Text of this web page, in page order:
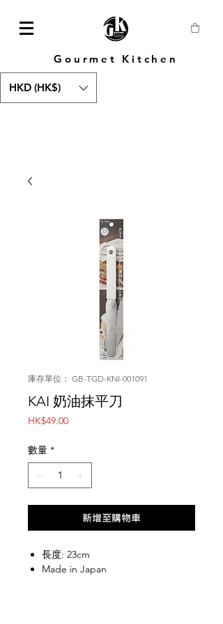
Gourmet Kitchen
HKD (HK$)
庫存單位： GB-TGD-KNI-001091
KAI 奶油抹平刀
HK$49.00價
數量 *
新增至購物車
長度: 23cm
Made in Japan